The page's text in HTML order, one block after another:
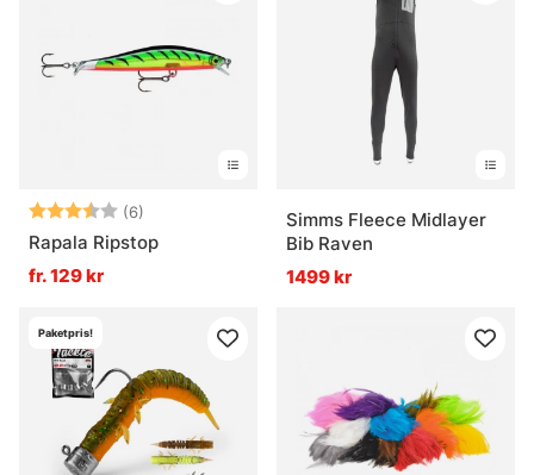
Betyg: (6)
3.8 utav 5 stjärnor
Rapala Ripstop
fr. 129 kr
Simms Fleece Midlayer
Bib Raven
1499 kr
Paketpris!